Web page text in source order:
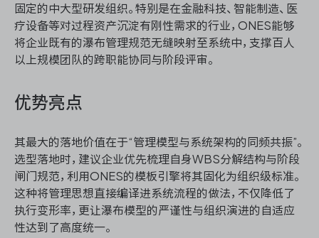
固定的中大型研发组织。特别是在金融科技、智能制造、医
疗设备等对过程资产沉淀有刚性需求的行业，ONES能够
将企业既有的瀑布管理规范无缝映射至系统中，支撑百人
以上规模团队的跨职能协同与阶段评审。
优势亮点
其最大的落地价值在于“管理模型与系统架构的同频共振”。
选型落地时，建议企业优先梳理自身WBS分解结构与阶段
闸门规范，利用ONES的模板引擎将其固化为组织级标准。
这种将管理思想直接编译进系统流程的做法，不仅降低了
执行变形率，更让瀑布模型的严谨性与组织演进的自适应
性达到了高度统一。